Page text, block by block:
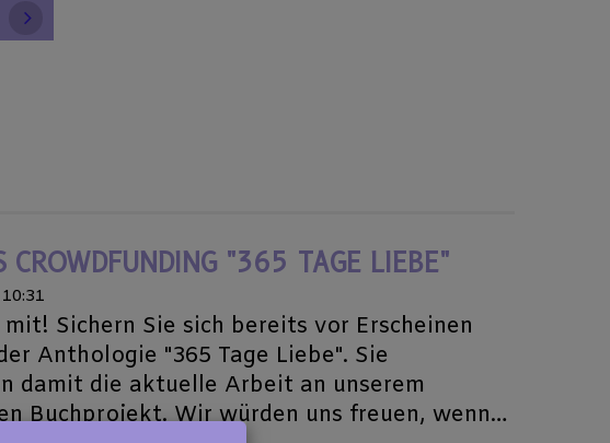
START DES CROWDFUNDING "365 TAGE LIEBE"
mit! Sichern Sie sich bereits vor Erscheinen
Anthologie "365 Tage Liebe". Sie
damit die aktuelle Arbeit an unserem
Buchprojekt. Wir würden uns freuen, wenn